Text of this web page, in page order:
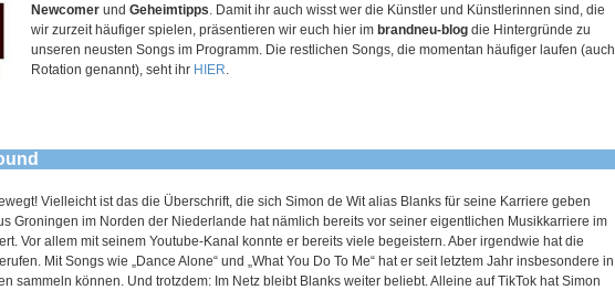
Newcomer und Geheimtipps . Damit ihr auch wisst wer die Künstler und Künstlerinnen sind, die
wir zurzeit häufiger spielen, präsentieren wir euch hier im brandneu-blog die Hintergründe zu
unseren neusten Songs im Programm. Die restlichen Songs, die momentan häufiger laufen (auch
Rotation genannt), seht ihr HIER
Vielleicht ist das die Überschrift, die sich Simon de Wit alias Blanks für seine Karriere geben
Groningen im Norden der Niederlande hat nämlich bereits vor seiner eigentlichen Musikkarriere im
Vor allem mit seinem Youtube-Kanal konnte er bereits viele begeistern. Aber irgendwie hat die
Mit Songs wie „Dance Alone“ und „What You Do To Me“ hat er seit letztem Jahr insbesondere in
sammeln können. Und trotzdem: Im Netz bleibt Blanks weiter beliebt. Alleine auf TikTok hat Simon